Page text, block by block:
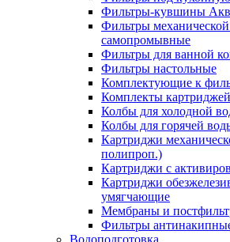
Фильтры-кувшины
Фильтры
самопромывные
Фильтры для ванной
Фильтры настольные
Комплектующие к
Комплекты картриджей
Колбы для холодной
Колбы для горячей
Картриджи
полипроп.)
Картриджи с
Картриджи
умягчающие
Мембраны и
Фильтры
Водоподготовка